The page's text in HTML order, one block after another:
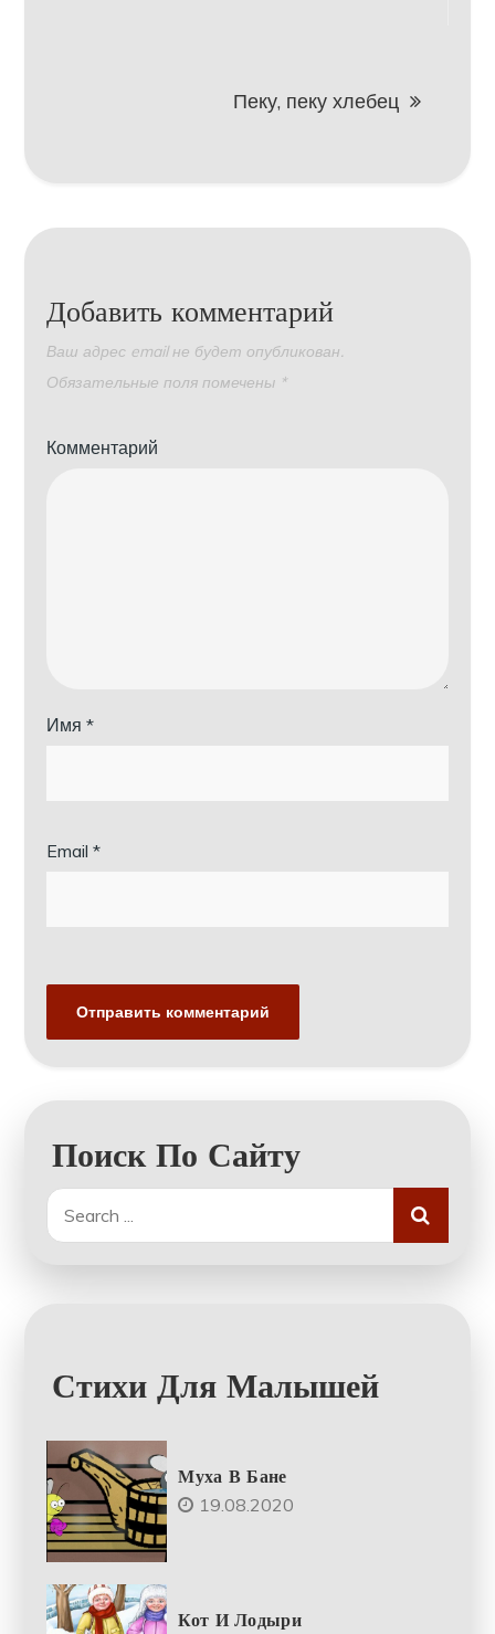
Пеку, пеку хлебец
Добавить комментарий
Ваш адрес email не будет опубликован.
Обязательные поля помечены *
Комментарий
Имя*
Email*
Поиск По Сайту
Search
for:
Стихи Для Малышей
Муха В Бане
19.08.2020
Кот И Лодыри